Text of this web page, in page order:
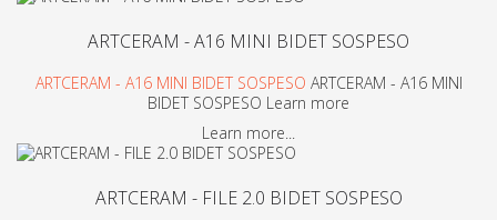
ARTCERAM - A16 MINI BIDET SOSPESO
ARTCERAM - A16 MINI BIDET SOSPESO ARTCERAM - A16 MINI
BIDET SOSPESO Learn more
Learn more...
ARTCERAM - FILE 2.0 BIDET SOSPESO